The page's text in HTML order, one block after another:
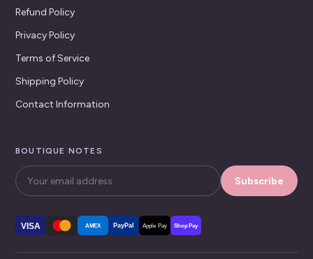
Refund Policy
Privacy Policy
Terms of Service
Shipping Policy
Contact Information
BOUTIQUE NOTES
Subscribe
VISA AMEX PayPal Apple Pay Shop Pay